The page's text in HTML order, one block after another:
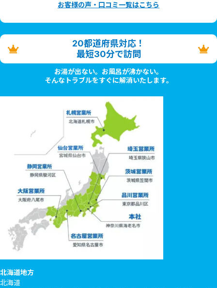
お客様の声・口コミ一覧はこちら
20都道府県対応！
最短30分で訪問
お湯が出ない。お風呂が沸かない。
そんなトラブルをすぐに解消いたします。
北海道地方
北海道